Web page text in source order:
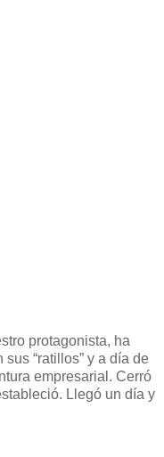
protagonista, ha
“ratillos” y a día de
empresarial. Cerró
Llegó un día y